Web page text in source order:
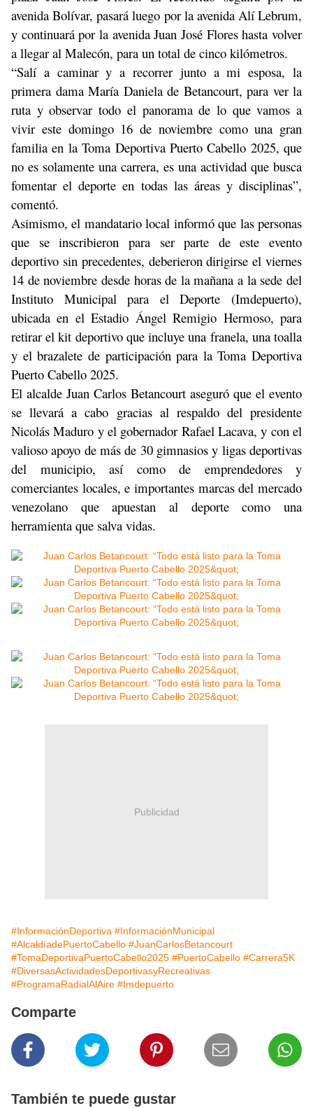
avenida Bolívar, pasará luego por la avenida Alí Lebrum,
y continuará por la avenida Juan José Flores hasta volver
a llegar al Malecón, para un total de cinco kilómetros.
“Salí a caminar y a recorrer junto a mi esposa, la
primera dama María Daniela de Betancourt, para ver la
ruta y observar todo el panorama de lo que vamos a
vivir este domingo 16 de noviembre como una gran
familia en la Toma Deportiva Puerto Cabello 2025, que
no es solamente una carrera, es una actividad que busca
fomentar el deporte en todas las áreas y disciplinas”,
comentó.
Asimismo, el mandatario local informó que las personas
que se inscribieron para ser parte de este evento
deportivo sin precedentes, deberieron dirigirse el viernes
14 de noviembre desde horas de la mañana a la sede del
Instituto Municipal para el Deporte (Imdepuerto),
ubicada en el Estadio Ángel Remigio Hermoso, para
retirar el kit deportivo que incluye una franela, una toalla
y el brazalete de participación para la Toma Deportiva
Puerto Cabello 2025.
El alcalde Juan Carlos Betancourt aseguró que el evento
se llevará a cabo gracias al respaldo del presidente
Nicolás Maduro y el gobernador Rafael Lacava, y con el
valioso apoyo de más de 30 gimnasios y ligas deportivas
del municipio, así como de emprendedores y
comerciantes locales, e importantes marcas del mercado
venezolano que apuestan al deporte como una
herramienta que salva vidas.
Publicidad
#InformaciónDeportiva #InformaciónMunicipal
#AlcaldíadePuertoCabello #JuanCarlosBetancourt
#TomaDeportivaPuertoCabello2025 #PuertoCabello #Carrera5K
#DiversasActividadesDeportivasyRecreativas
#ProgramaRadialAlAire #Imdepuerto
Comparte
También te puede gustar